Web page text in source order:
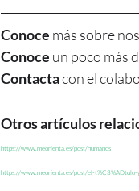
Conoce más sobre
Conoce un poco más
Contacta con el
Otros artículos
https://www.meorienta.es/post/humanos
https://www.meorienta.es/post/el-t%C3%ADtulo-